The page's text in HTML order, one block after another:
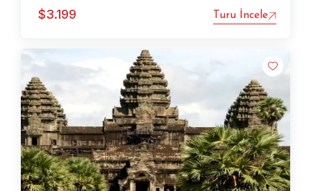
$3.199 Turu İncele